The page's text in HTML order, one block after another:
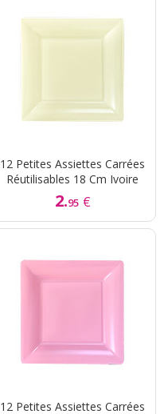
12 Petites Assiettes Carrées
Réutilisables 18 Cm Ivoire
2.95 €
12 Petites Assiettes Carrées